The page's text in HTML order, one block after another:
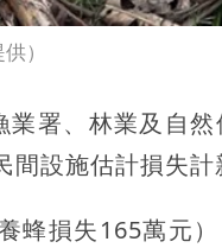
）
署、林業及自
設施估計損失計
蜂損失165萬元